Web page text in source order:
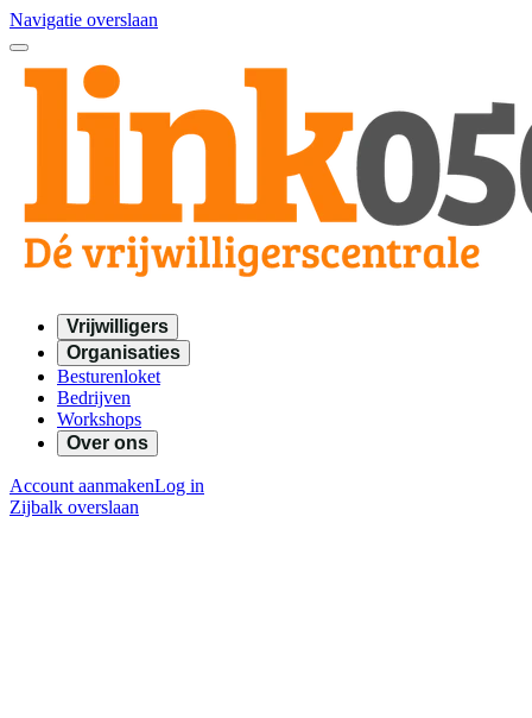
Navigatie overslaan
Vrijwilligers
Organisaties
Besturenloket
Bedrijven
Workshops
Over ons
Account aanmakenLog in
Zijbalk overslaan